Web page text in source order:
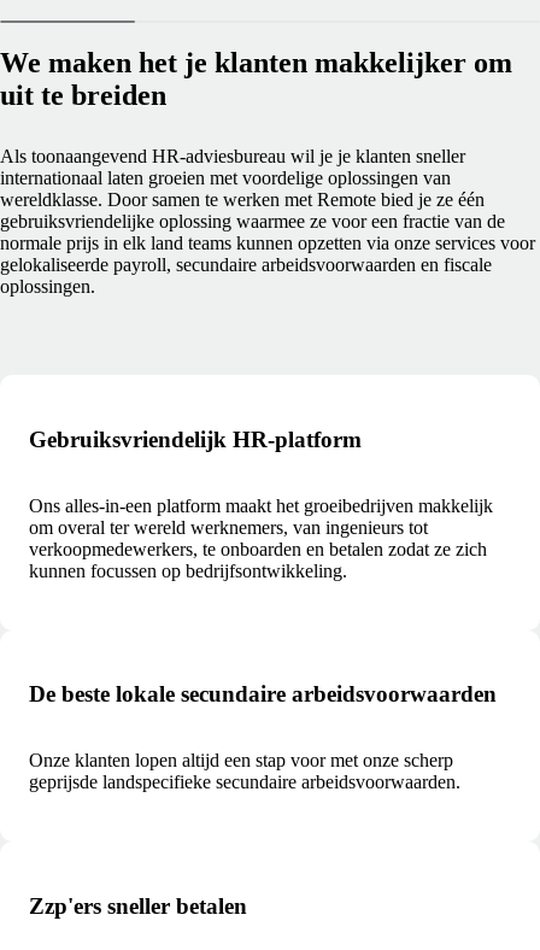
We maken het je klanten makkelijker om
uit te breiden
Als toonaangevend HR-adviesbureau wil je je klanten sneller
internationaal laten groeien met voordelige oplossingen van
wereldklasse. Door samen te werken met Remote bied je ze één
gebruiksvriendelijke oplossing waarmee ze voor een fractie van de
normale prijs in elk land teams kunnen opzetten via onze services voor
gelokaliseerde payroll, secundaire arbeidsvoorwaarden en fiscale
oplossingen.
Gebruiksvriendelijk HR-platform
Ons alles-in-een platform maakt het groeibedrijven makkelijk
om overal ter wereld werknemers, van ingenieurs tot
verkoopmedewerkers, te onboarden en betalen zodat ze zich
kunnen focussen op bedrijfsontwikkeling.
De beste lokale secundaire arbeidsvoorwaarden
Onze klanten lopen altijd een stap voor met onze scherp
geprijsde landspecifieke secundaire arbeidsvoorwaarden.
Zzp'ers sneller betalen